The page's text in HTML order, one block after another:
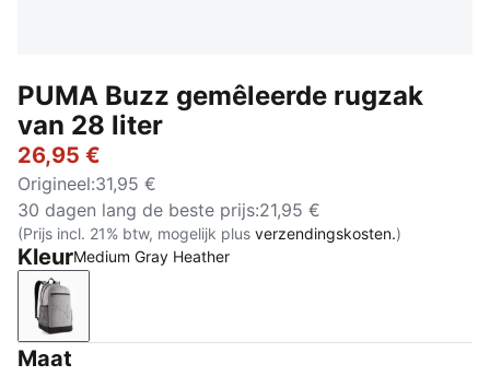
PUMA Buzz gemêleerde rugzak
van 28 liter
26,95 €
Origineel:31,95 €
30 dagen lang de beste prijs:21,95 €
(Prijs incl. 21% btw, mogelijk plus verzendingskosten.)
KleurMedium Gray Heather
Medium Gray Heather
Maat